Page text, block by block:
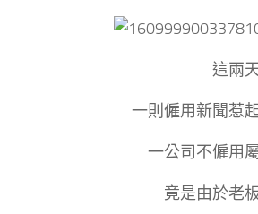
這兩
一則僱用新聞惹
一公司不僱用
竟是由於老